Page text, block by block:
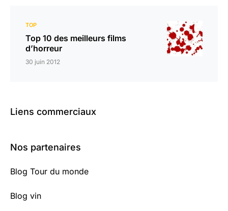
TOP
Top 10 des meilleurs films
d’horreur
30 juin 2012
Liens commerciaux
Nos partenaires
Blog Tour du monde
Blog vin